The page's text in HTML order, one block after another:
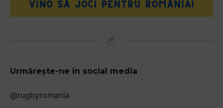
Urmărește-ne în social media
@rugbyromania